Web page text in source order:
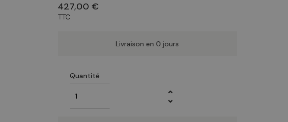
427,00 €
TTC
Livraison en 0 jours
Quantité